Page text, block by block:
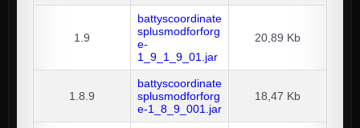
1.9
battyscoordinate
splusmodforforg
e-
1_9_1_9_01.jar
20,89 Kb
1.8.9
battyscoordinate
splusmodforforg
e-1_8_9_001.jar
18,47 Kb